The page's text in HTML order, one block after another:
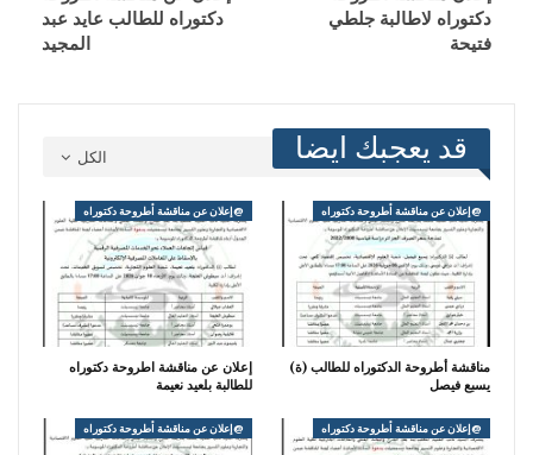
دكتوراه لاطالبة جلطي
فتيحة
دكتوراه للطالب عايد عبد
المجيد
الكل قد يعجبك ايضا
@إعلان عن مناقشة أطروحة دكتوراه
مناقشة أطروحة الدكتوراه للطالب (ة)
يسبع فيصل
@إعلان عن مناقشة أطروحة دكتوراه
إعلان عن مناقشة اطروحة دكتوراه
للطالبة بلعيد نعيمة
@إعلان عن مناقشة أطروحة دكتوراه @إعلان عن مناقشة أطروحة دكتوراه